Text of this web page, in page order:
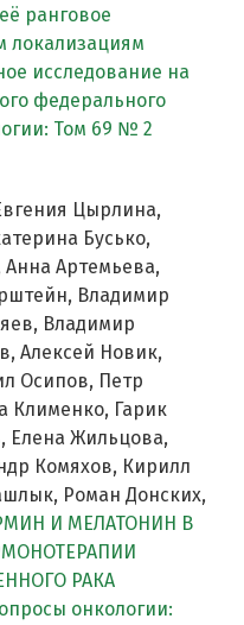
ранговое
локализациям
исследование на
федерального
Том 69 № 2
Цырлина,
Бусько,
Анна Артемьева,
Владимир
Владимир
Алексей Новик,
Осипов, Петр
Клименко, Гарик
Елена Жильцова,
Комяхов, Кирилл
Роман Донских,
И МЕЛАТОНИН В
РАКА
онкологии: